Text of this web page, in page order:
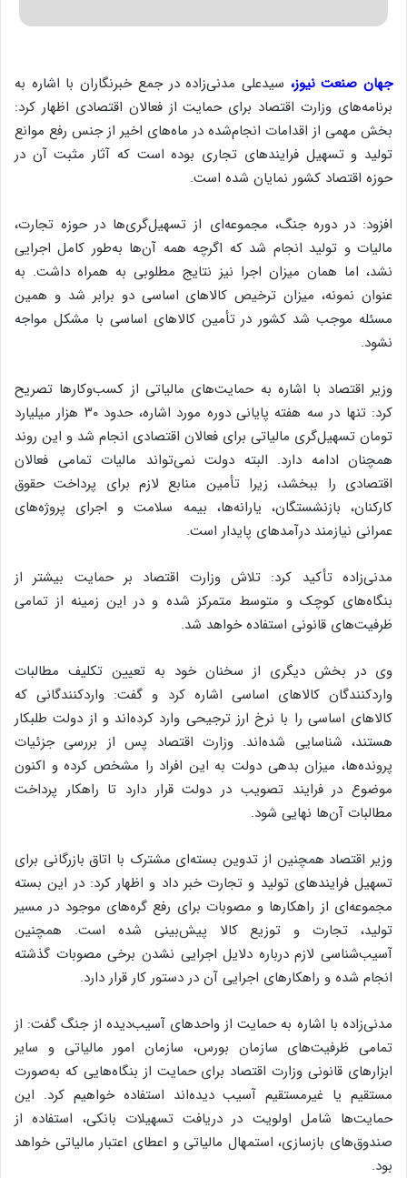
جهان صنعت نیوز، سیدعلی مدنی‌زاده در جمع خبرنگاران با اشاره به
برنامه‌های وزارت اقتصاد برای حمایت از فعالان اقتصادی اظهار کرد:
بخش مهمی از اقدامات انجام‌شده در ماه‌های اخیر از جنس رفع موانع
تولید و تسهیل فرایندهای تجاری بوده است که آثار مثبت آن در
حوزه اقتصاد کشور نمایان شده است.
افزود: در دوره جنگ، مجموعه‌ای از تسهیل‌گری‌ها در حوزه تجارت،
مالیات و تولید انجام شد که اگرچه همه آن‌ها به‌طور کامل اجرایی
نشد، اما همان میزان اجرا نیز نتایج مطلوبی به همراه داشت. به
عنوان نمونه، میزان ترخیص کالاهای اساسی دو برابر شد و همین
مسئله موجب شد کشور در تأمین کالاهای اساسی با مشکل مواجه
نشود.
وزیر اقتصاد با اشاره به حمایت‌های مالیاتی از کسب‌وکارها تصریح
کرد: تنها در سه هفته پایانی دوره مورد اشاره، حدود ۳۰ هزار میلیارد
تومان تسهیل‌گری مالیاتی برای فعالان اقتصادی انجام شد و این روند
همچنان ادامه دارد. البته دولت نمی‌تواند مالیات تمامی فعالان
اقتصادی را ببخشد، زیرا تأمین منابع لازم برای پرداخت حقوق
کارکنان، بازنشستگان، یارانه‌ها، بیمه سلامت و اجرای پروژه‌های
عمرانی نیازمند درآمدهای پایدار است.
مدنی‌زاده تأکید کرد: تلاش وزارت اقتصاد بر حمایت بیشتر از
بنگاه‌های کوچک و متوسط متمرکز شده و در این زمینه از تمامی
ظرفیت‌های قانونی استفاده خواهد شد.
وی در بخش دیگری از سخنان خود به تعیین تکلیف مطالبات
واردکنندگان کالاهای اساسی اشاره کرد و گفت: واردکنندگانی که
کالاهای اساسی را با نرخ ارز ترجیحی وارد کرده‌اند و از دولت طلبکار
هستند، شناسایی شده‌اند. وزارت اقتصاد پس از بررسی جزئیات
پرونده‌ها، میزان بدهی دولت به این افراد را مشخص کرده و اکنون
موضوع در فرایند تصویب در دولت قرار دارد تا راهکار پرداخت
مطالبات آن‌ها نهایی شود.
وزیر اقتصاد همچنین از تدوین بسته‌ای مشترک با اتاق بازرگانی برای
تسهیل فرایندهای تولید و تجارت خبر داد و اظهار کرد: در این بسته
مجموعه‌ای از راهکارها و مصوبات برای رفع گره‌های موجود در مسیر
تولید، تجارت و توزیع کالا پیش‌بینی شده است. همچنین
آسیب‌شناسی لازم درباره دلایل اجرایی نشدن برخی مصوبات گذشته
انجام شده و راهکارهای اجرایی آن در دستور کار قرار دارد.
مدنی‌زاده با اشاره به حمایت از واحدهای آسیب‌دیده از جنگ گفت: از
تمامی ظرفیت‌های سازمان بورس، سازمان امور مالیاتی و سایر
ابزارهای قانونی وزارت اقتصاد برای حمایت از بنگاه‌هایی که به‌صورت
مستقیم یا غیرمستقیم آسیب دیده‌اند استفاده خواهیم کرد. این
حمایت‌ها شامل اولویت در دریافت تسهیلات بانکی، استفاده از
صندوق‌های بازسازی، استمهال مالیاتی و اعطای اعتبار مالیاتی خواهد
بود.